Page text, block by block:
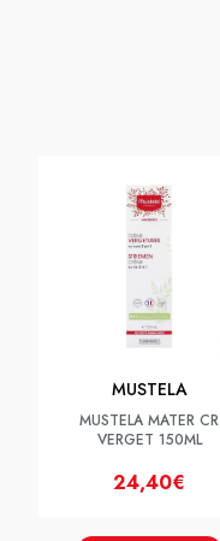
MUSTELA
MUSTELA MATER CR
VERGET 150ML
24,40€